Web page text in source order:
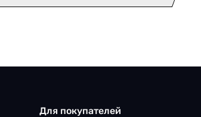
Для покупателей